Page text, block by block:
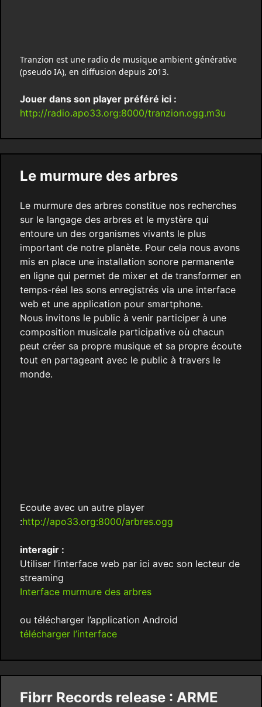
Tranzion est une radio de musique ambient générative
(pseudo IA), en diffusion depuis 2013.
Jouer dans son player préféré ici :
http://radio.apo33.org:8000/tranzion.ogg.m3u
Le murmure des arbres
Le murmure des arbres constitue nos recherches
sur le langage des arbres et le mystère qui
entoure un des organismes vivants le plus
important de notre planète. Pour cela nous avons
mis en place une installation sonore permanente
en ligne qui permet de mixer et de transformer en
temps-réel les sons enregistrés via une interface
web et une application pour smartphone.
Nous invitons le public à venir participer à une
composition musicale participative où chacun
peut créer sa propre musique et sa propre écoute
tout en partageant avec le public à travers le
monde.
Ecoute avec un autre player
:http://apo33.org:8000/arbres.ogg
interagir :
Utiliser l’interface web par ici avec son lecteur de
streaming
Interface murmure des arbres
ou télécharger l’application Android
télécharger l’interface
Fibrr Records release : ARME